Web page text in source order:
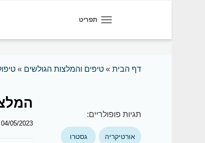
תפריט
דף הבית» טיפים והמלצות הגולשים »
תגיות פופולריים:
אורטיקריה גסטרו
04/05/2023